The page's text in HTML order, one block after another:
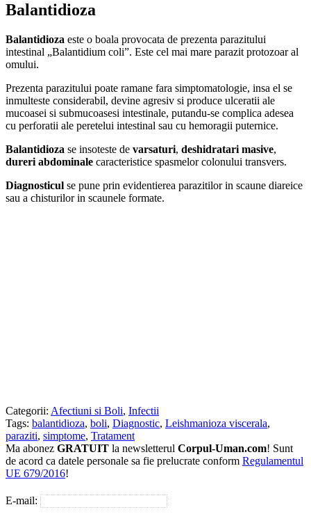
Balantidioza
Balantidioza este o boala provocata de prezenta parazitului
intestinal „Balantidium coli”. Este cel mai mare parazit protozoar al
omului.
Prezenta parazitului poate ramane fara simptomatologie, insa el se
inmulteste considerabil, devine agresiv si produce ulceratii ale
mucoasei si submucoasesi intestinale, putandu-se complica adesea
cu perforatii ale peretelui intestinal sau cu hemoragii puternice.
Balantidioza se insoteste de varsaturi, deshidratari masive,
dureri abdominale caracteristice spasmelor colonului transvers.
Diagnosticul se pune prin evidentierea parazitilor in scaune diareice
sau a chisturilor in scaunele formate.
Categorii: Afectiuni si Boli, Infectii
Tags: balantidioza, boli, Diagnostic, Leishmanioza viscerala,
paraziti, simptome, Tratament
Ma abonez GRATUIT la newsletterul Corpul-Uman.com! Sunt
de acord ca datele personale sa fie prelucrate conform Regulamentul
UE 679/2016!
E-mail: